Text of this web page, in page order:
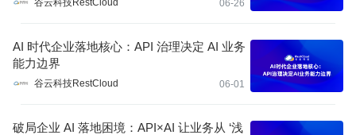
谷云科技RestCloud 06-26
AI 时代企业落地核心：API 治理决定 AI 业务
能力边界
谷云科技RestCloud 06-01
破局企业 AI 落地困境：API×AI 让业务从 ‘浅